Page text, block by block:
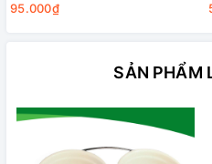
95.000₫
SẢN PHẨM